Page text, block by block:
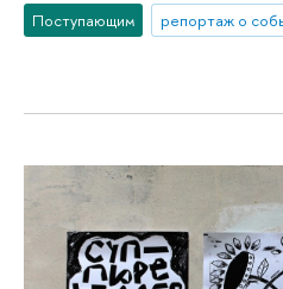
Поступающим репортаж о